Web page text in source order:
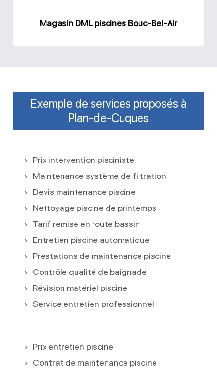
Magasin DML piscines Bouc-Bel-Air
Exemple de services proposés à
Plan-de-Cuques
Prix intervention pisciniste
Maintenance système de filtration
Devis maintenance piscine
Nettoyage piscine de printemps
Tarif remise en route bassin
Entretien piscine automatique
Prestations de maintenance piscine
Contrôle qualité de baignade
Révision matériel piscine
Service entretien professionnel
Prix entretien piscine
Contrat de maintenance piscine